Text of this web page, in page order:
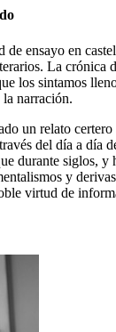
ensayo en
La crónica
los sintamos
narración.
un relato
del día a día
durante siglos,
y
virtud de